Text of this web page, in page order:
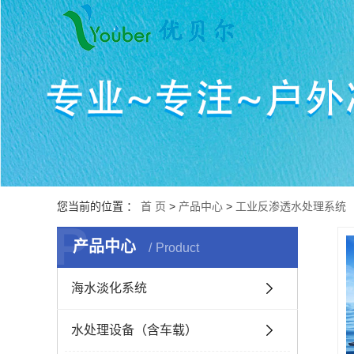
您当前的位置 ： 首 页 > 产品中心 > 工业反渗透水处理系统
产品中心 Product
P
海水淡化系统
水处理设备（含车载）